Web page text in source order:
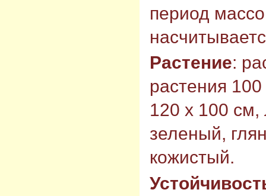
период
Растение:
растения
120 х 100 см,
зеленый,
кожистый.